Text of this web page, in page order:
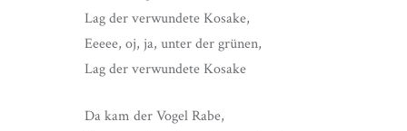
Lag der verwundete Kosake,
Eeeee, oj, ja, unter der grünen,
Lag der verwundete Kosake
Da kam der Vogel Rabe,